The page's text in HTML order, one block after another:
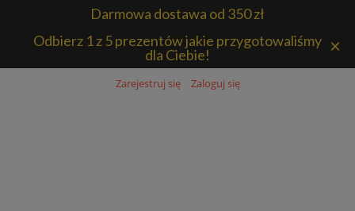
Darmowa dostawa od 350 zł
Odbierz 1 z 5 prezentów jakie przygotowaliśmy
dla Ciebie!
×
Zarejestruj się Zaloguj się